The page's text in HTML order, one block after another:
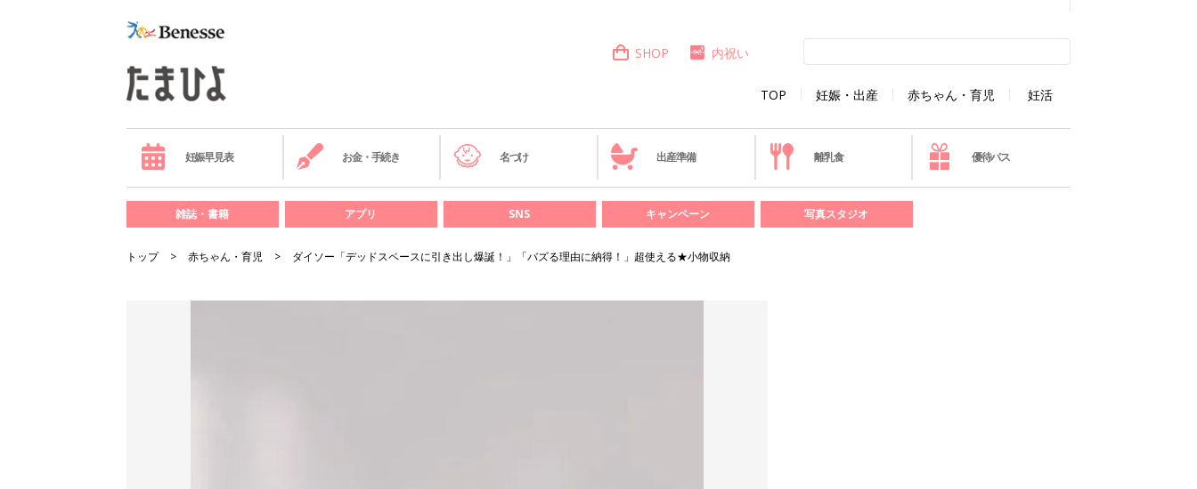
TOP 妊娠・出産 赤ちゃん・育児 妊活
SHOP 内祝い
妊娠早見表 お金・手続き 名づけ 出産準備 離乳食 優待パス
雑誌・書籍 アプリ SNS キャンペーン 写真スタジオ
トップ 赤ちゃん・育児 ダイソー「デッドスペースに引き出し爆誕！」「バズる理由に納得！」超使える★小物収納